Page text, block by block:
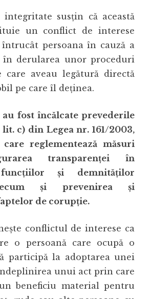
susțin că această
un conflict de interese
persoana în cauză a
derularea unor proceduri
care aveau legătură directă
pe care îl deținea.
au fost încălcate prevederile
lit. c) din Legea nr. 161/2003,
reglementează măsuri
transparenței în
funcțiilor și demnităților
și prevenirea și
de corupție.
conflictul de interese ca
o persoană care ocupă o
participă la adoptarea unei
unui act prin care
beneficiu material pentru